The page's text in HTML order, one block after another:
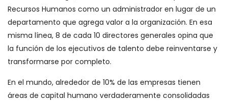
Recursos Humanos como un administrador en lugar de un
departamento que agrega valor a la organización. En esa
misma línea, 8 de cada 10 directores generales opina que
la función de los ejecutivos de talento debe reinventarse y
transformarse por completo.
En el mundo, alrededor de 10% de las empresas tienen
áreas de capital humano verdaderamente consolidadas